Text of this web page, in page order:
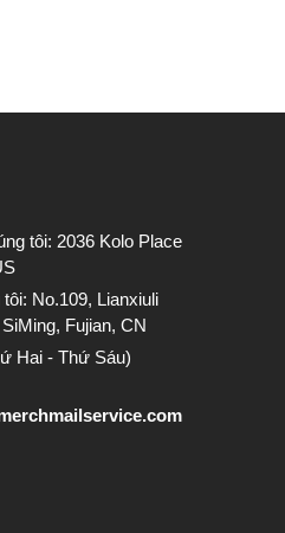
tôi: 2036 Kolo Place
No.109, Lianxiuli
Fujian, CN
Hai - Thứ Sáu)